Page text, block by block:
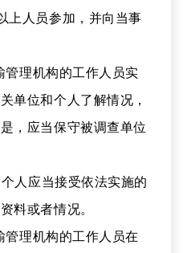
上人员参加，并向当事
理机构的工作人员实
单位和个人了解情况，
，应当保守被调查单位
人应当接受依法实施的
料或者情况。
理机构的工作人员在